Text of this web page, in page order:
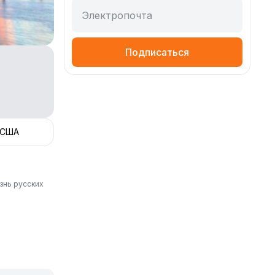
США
русских
Электропочта
Подписаться